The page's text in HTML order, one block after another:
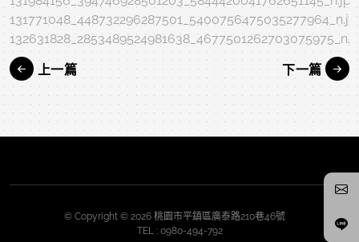
上一篇 下一篇
© Copyright © 2026 桃園市平鎮區廣泰路210巷46號
TEL : 0980-494-792